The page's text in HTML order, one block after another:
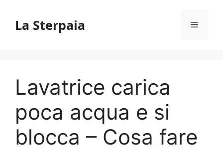
contenuto
La Sterpaia Menu
Lavatrice carica
poca acqua e si
blocca​ – Cosa fare